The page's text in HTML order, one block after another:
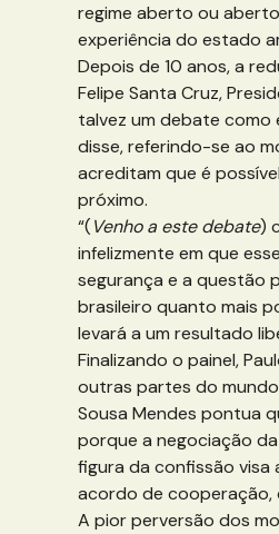
regime aberto ou
experiência do estado
Depois de 10 anos, a
Felipe Santa Cruz,
talvez um debate como
disse, referindo-se ao
acreditam que é
próximo.
“(Venho a este debate)
infelizmente em que
segurança e a questão
brasileiro quanto mais
levará a um resultado
Finalizando o painel,
outras partes do mundo
Sousa Mendes pontua
porque a negociação
figura da confissão
acordo de cooperação,
A pior perversão dos